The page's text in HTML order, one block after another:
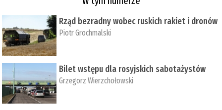
Rząd bezradny wobec ruskich rakiet i dronów
Piotr Grochmalski
Bilet wstępu dla rosyjskich sabotażystów
Grzegorz Wierzchołowski